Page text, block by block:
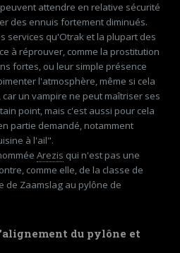
attendre en relative sécurité
des ennuis fortement diminués.
services qu'Otrak et la plupart des
à réprouver, comme la prostitution
fortes, ou leur simple présence
l'atmosphère, même si cela
un vampire ne peut maîtriser ses
point, mais c'est aussi pour cela
partie demandé, notamment
à l'ail".
Arezis qui n'est pas une
comme elle, de la classe de
de Zaamslag au pylône de
du pylône et